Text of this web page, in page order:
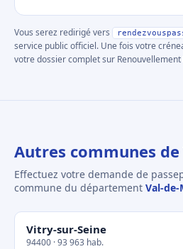
Vous serez redirigé vers
service public officiel. Une fois votre
votre dossier complet sur Renouvellement
Autres communes
Effectuez votre demande de
commune du département Val-de-
Vitry-sur-Seine
94400 · 93 963 hab.